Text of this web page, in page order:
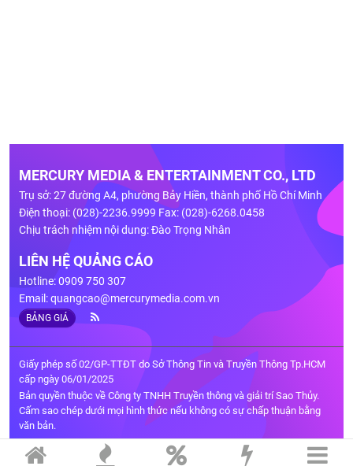
MERCURY MEDIA & ENTERTAINMENT CO., LTD
Trụ sở: 27 đường A4, phường Bảy Hiền, thành phố Hồ Chí Minh
Điện thoại: (028)-2236.9999 Fax: (028)-6268.0458
Chịu trách nhiệm nội dung: Đào Trọng Nhân
LIÊN HỆ QUẢNG CÁO
Hotline: 0909 750 307
Email:quangcao@mercurymedia.com.vn
BẢNG GIÁ
Giấy phép số 02/GP-TTĐT do Sở Thông Tin và Truyền Thông Tp.HCM
cấp ngày 06/01/2025
Bản quyền thuộc về Công ty TNHH Truyền thông và giải trí Sao Thủy.
Cấm sao chép dưới mọi hình thức nếu không có sự chấp thuận bằng
văn bản.